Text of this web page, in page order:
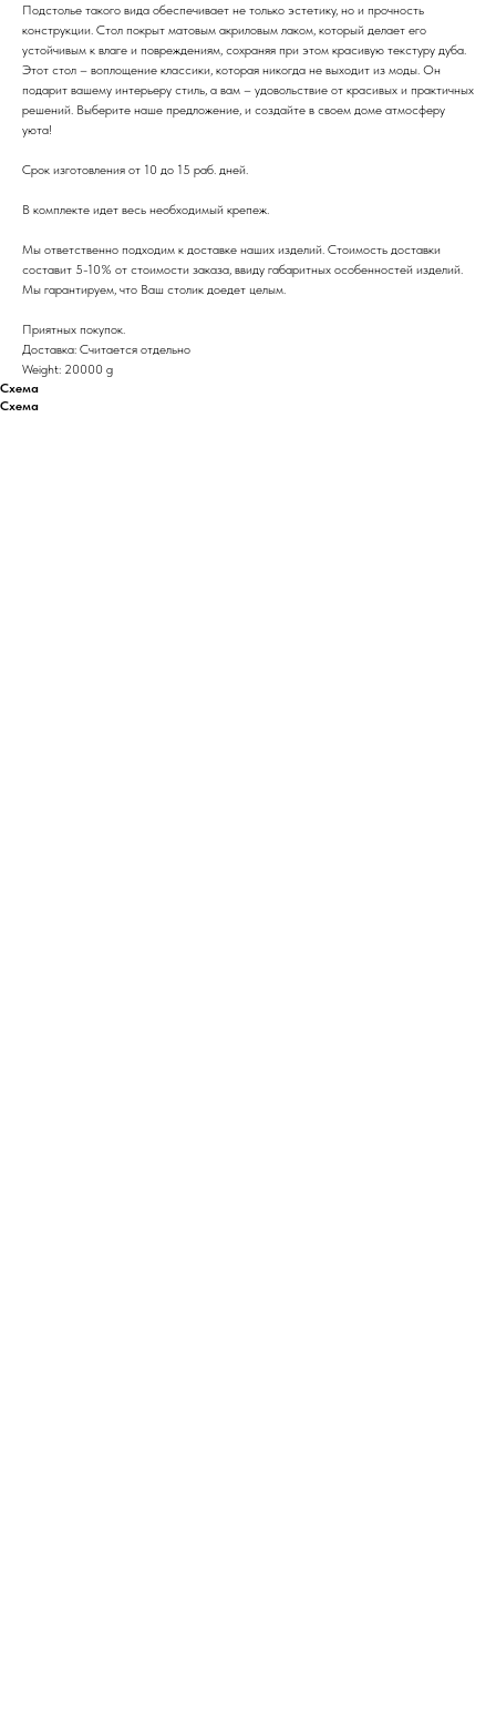
Подстолье такого вида обеспечивает не только эстетику, но и прочность
конструкции. Стол покрыт матовым акриловым лаком, который делает его
устойчивым к влаге и повреждениям, сохраняя при этом красивую текстуру дуба.
Этот стол – воплощение классики, которая никогда не выходит из моды. Он
подарит вашему интерьеру стиль, а вам – удовольствие от красивых и практичных
решений. Выберите наше предложение, и создайте в своем доме атмосферу
уюта!
Срок изготовления от 10 до 15 раб. дней.
В комплекте идет весь необходимый крепеж.
Мы ответственно подходим к доставке наших изделий. Стоимость доставки
составит 5-10% от стоимости заказа, ввиду габаритных особенностей изделий.
Мы гарантируем, что Ваш столик доедет целым.
Приятных покупок.
Доставка: Считается отдельно
Weight: 20000 g
Схема
Схема